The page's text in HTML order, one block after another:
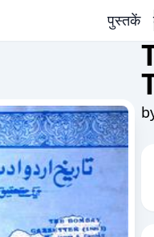
पुस्तकें